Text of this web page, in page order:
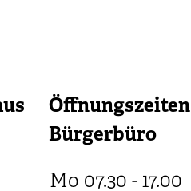
Öffnungszeiten
Bürgerbüro
Mo 07.30 - 17.00